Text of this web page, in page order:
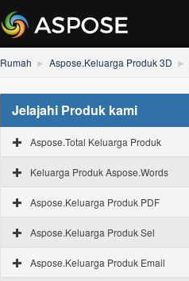
Rumah Aspose.Keluarga Produk 3D
Jelajahi Produk kami
Aspose.Total Keluarga Produk
Keluarga Produk Aspose.Words
Aspose.Keluarga Produk PDF
Aspose.Keluarga Produk Sel
Aspose.Keluarga Produk Email